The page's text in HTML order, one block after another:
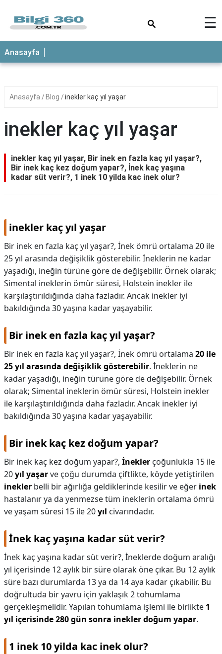
ANASAYFA
☰
Anasayfa
Anasayfa Blog inekler kaç yıl yaşar
inekler kaç yıl yaşar
inekler kaç yıl yaşar, Bir inek en fazla kaç yıl yaşar?,
Bir inek kaç kez doğum yapar?, İnek kaç yaşına
kadar süt verir?, 1 inek 10 yilda kac inek olur?
inekler kaç yıl yaşar
Bir inek en fazla kaç yıl yaşar?, İnek ömrü ortalama 20 ile
25 yıl arasında değişiklik gösterebilir. İneklerin ne kadar
yaşadığı, ineğin türüne göre de değişebilir. Örnek olarak;
Simental ineklerin ömür süresi, Holstein inekler ile
karşılaştırıldığında daha fazladır. Ancak inekler iyi
bakıldığında 30 yaşına kadar yaşayabilir.
Bir inek en fazla kaç yıl yaşar?
Bir inek en fazla kaç yıl yaşar?, İnek ömrü ortalama 20 ile
25 yıl arasında değişiklik gösterebilir. İneklerin ne
kadar yaşadığı, ineğin türüne göre de değişebilir. Örnek
olarak; Simental ineklerin ömür süresi, Holstein inekler
ile karşılaştırıldığında daha fazladır. Ancak inekler iyi
bakıldığında 30 yaşına kadar yaşayabilir.
Bir inek kaç kez doğum yapar?
Bir inek kaç kez doğum yapar?, İnekler çoğunlukla 15 ile
20yıl yaşarve çoğu durumda çiftlikte, köyde yetiştirilen
inekler belli bir ağırlığa geldiklerinde kesilir ve eğer inek
hastalanır ya da yenmezse tüm ineklerin ortalama ömrü
ve yaşam süresi 15 ile 20yıl civarındadır.
İnek kaç yaşına kadar süt verir?
İnek kaç yaşına kadar süt verir?, İneklerde doğum aralığı
yıl içerisinde 12 aylık bir süre olarak öne çıkar. Bu 12 aylık
süre bazı durumlarda 13 ya da 14 aya kadar çıkabilir. Bu
doğrultuda bir yavru için yaklaşık 2 tohumlama
gerçekleşmelidir. Yapılan tohumlama işlemi ile birlikte 1
yıl içerisinde 280 gün sonra inekler doğum yapar.
1 inek 10 yilda kac inek olur?